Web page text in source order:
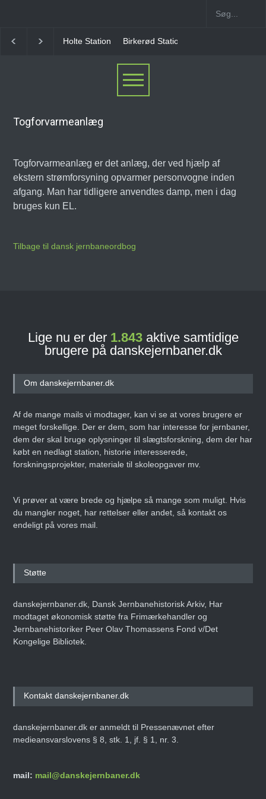
Holte Station Birkerød Station
Togforvarmeanlæg
Togforvarmeanlæg er det anlæg, der ved hjælp af
ekstern strømforsyning opvarmer personvogne inden
afgang. Man har tidligere anvendtes damp, men i dag
bruges kun EL.
Tilbage til dansk jernbaneordbog
Lige nu er der 1.843aktive samtidige
brugere på danskejernbaner.dk
Om danskejernbaner.dk
Af de mange mails vi modtager, kan vi se at vores brugere er
meget forskellige. Der er dem, som har interesse for jernbaner,
dem der skal bruge oplysninger til slægtsforskning, dem der har
købt en nedlagt station, historie interesserede,
forskningsprojekter, materiale til skoleopgaver mv.
Vi prøver at være brede og hjælpe så mange som muligt. Hvis
du mangler noget, har rettelser eller andet, så kontakt os
endeligt på vores mail.
Støtte
danskejernbaner.dk, Dansk Jernbanehistorisk Arkiv, Har
modtaget økonomisk støtte fra Frimærkehandler og
Jernbanehistoriker Peer Olav Thomassens Fond v/Det
Kongelige Bibliotek.
Kontakt danskejernbaner.dk
danskejernbaner.dk er anmeldt til Pressenævnet efter
medieansvarslovens § 8, stk. 1, jf. § 1, nr. 3.
mail: mail@danskejernbaner.dk